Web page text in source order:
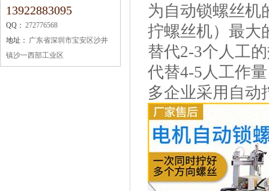
13922883095
QQ： 272776568
地址： 广东省深圳市宝安区沙井
镇沙一西部工业区
为自动锁螺丝机
拧螺丝机）最大
替代2-3个人工
代替4-5人工作
多企业采用自动